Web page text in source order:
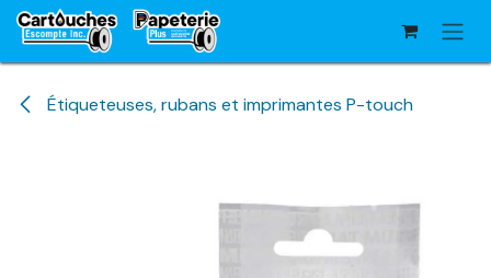
Se rendre au contenu
Étiqueteuses, rubans et imprimantes P-touch